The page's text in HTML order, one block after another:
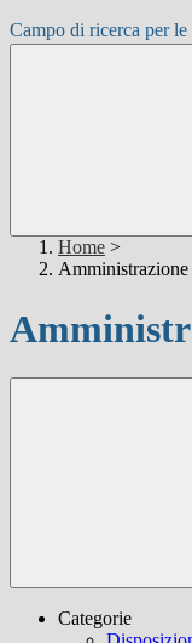
Campo di ricerca per
Home >
Amministrazione
Categorie